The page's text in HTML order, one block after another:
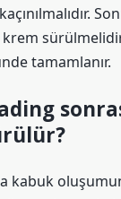
tamamlanır.
kabuk